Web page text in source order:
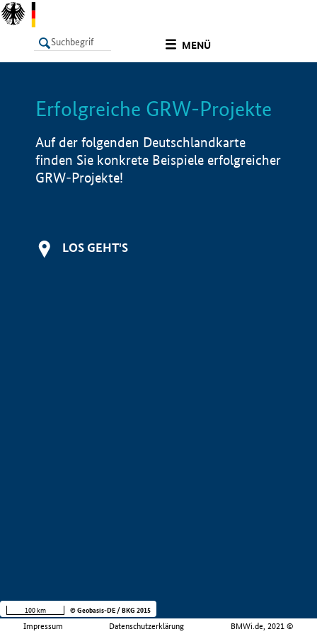
MENÜ
LISTE Info
Erfolgreiche GRW-Projekte
Auf der folgenden Deutschlandkarte
finden Sie konkrete Beispiele erfolgreicher
GRW-Projekte!
LOS GEHT'S
Impressum Datenschutzerklärung BMWi.de, 2021 ©
100 km © Geobasis-DE / BKG 2015